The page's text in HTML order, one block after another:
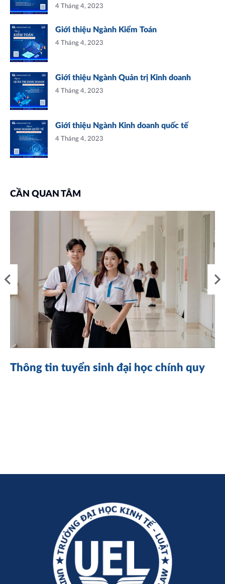
4 Tháng 4, 2023
Giới thiệu Ngành Kiểm Toán
4 Tháng 4, 2023
Giới thiệu Ngành Quản trị Kinh doanh
4 Tháng 4, 2023
Giới thiệu Ngành Kinh doanh quốc tế
4 Tháng 4, 2023
CẦN QUAN TÂM
Thông tin tuyển sinh đại học chính quy